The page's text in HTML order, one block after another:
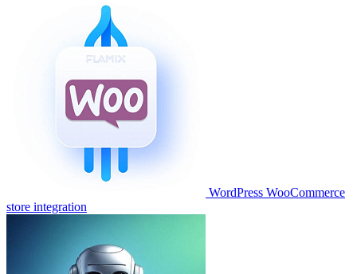
WordPress WooCommerce
store integration